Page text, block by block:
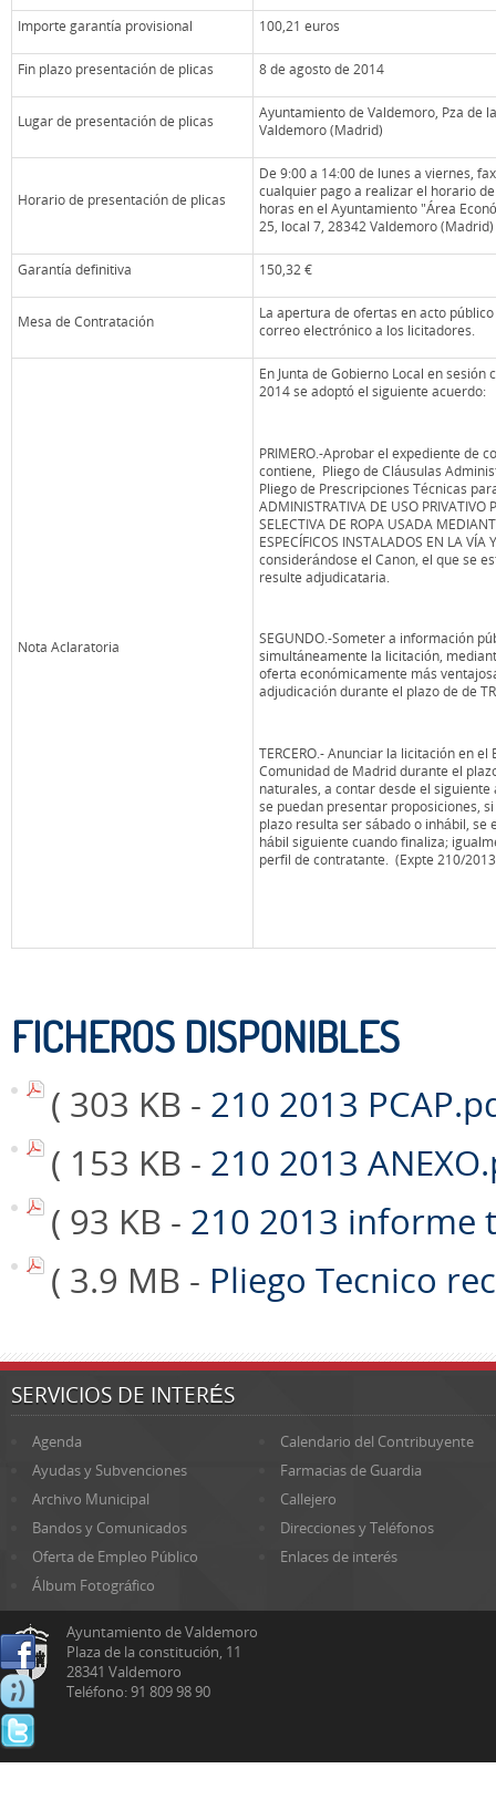
Importe garantía provisional 100,21 euros
Fin plazo presentación de plicas 8 de agosto de 2014
Lugar de presentación de plicas
Ayuntamiento de Valdemoro, Pza de
Valdemoro (Madrid)
Horario de presentación de plicas
De 9:00 a 14:00 de lunes a viernes,
cualquier pago a realizar el horario
horas en el Ayuntamiento "Área
25, local 7, 28342 Valdemoro (Madrid)
Garantía definitiva 150,32 €
Mesa de Contratación
La apertura de ofertas en acto
correo electrónico a los licitadores.
Nota Aclaratoria
En Junta de Gobierno Local en
2014 se adoptó el siguiente acuerdo:
PRIMERO.-Aprobar el expediente de
contiene, Pliego de Cláusulas
Pliego de Prescripciones Técnicas
ADMINISTRATIVA DE USO PRIVATIVO
SELECTIVA DE ROPA USADA
ESPECÍFICOS INSTALADOS EN LA VÍA
considerándose el Canon, el que se
resulte adjudicataria.
SEGUNDO.-Someter a información
simultáneamente la licitación,
oferta económicamente más
adjudicación durante el plazo de de
TERCERO.- Anunciar la licitación en
Comunidad de Madrid durante el
naturales, a contar desde el
se puedan presentar proposiciones,
plazo resulta ser sábado o inhábil, se
hábil siguiente cuando finaliza;
perfil de contratante. (Expte 210/
FICHEROS DISPONIBLES
( 303 KB - 210 2013
( 153 KB - 210 2013
( 93 KB - 210 2013 informe
( 3.9 MB - Pliego Tecnico
SERVICIOS DE INTERÉS
Agenda
Calendario del Contribuyente
Ayudas y Subvenciones
Farmacias de Guardia
Archivo Municipal
Callejero
Bandos y Comunicados
Direcciones y Teléfonos
Oferta de Empleo Público
Enlaces de interés
Álbum Fotográfico
Ayuntamiento de Valdemoro
Plaza de la constitución, 11
28341 Valdemoro
Teléfono: 91 809 98 90